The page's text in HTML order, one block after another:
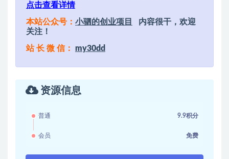
点击查看详情
本站公众号： 小驷的创业项目
内容很干，欢迎
关注！
站 长 微 信： my30dd
资源信息
普通 9.9积分
会员 免费